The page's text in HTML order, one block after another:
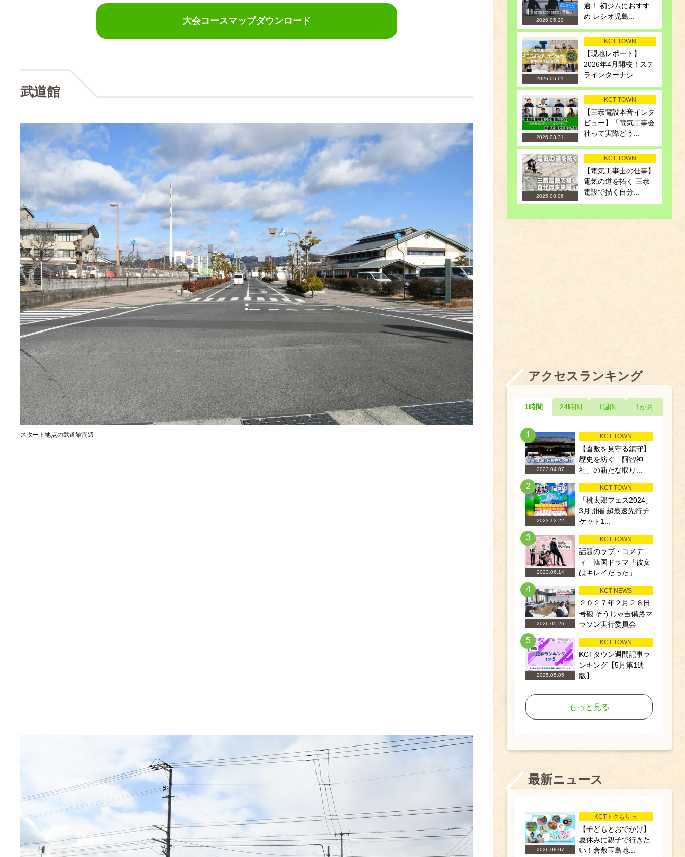
大会コースマップダウンロード
武道館
スタート地点の武道館周辺
2026.05.20
適！ 初ジムにおすす
め レシオ児島...
2026.05.01
KCT TOWN
【現地レポート】
2026年4月開校！ステ
ラインターナシ...
2026.03.31
KCT TOWN
【三恭電設本音インタ
ビュー】「電気工事会
社って実際どう...
2025.08.06
KCT TOWN
【電気工事士の仕事】
電気の道を拓く 三恭
電設で描く自分...
アクセスランキング
1時間 24時間 1週間 1か月
1
2023.04.07
KCT TOWN
【倉敷を見守る鎮守】
歴史を紡ぐ「阿智神
社」の新たな取り...
2
2023.12.22
KCT TOWN
「桃太郎フェス2024」
3月開催 超最速先行チ
ケット1...
3
2023.06.14
KCT TOWN
話題のラブ・コメデ
ィ 韓国ドラマ「彼女
はキレイだった」...
4
2026.05.26
KCT NEWS
２０２７年２月２８日
号砲 そうじゃ吉備路マ
ラソン実行委員会
5
2025.05.05
KCT TOWN
KCTタウン週間記事ラ
ンキング【5月第1週
版】
もっと見る
最新ニュース
2026.08.07
KCTトクもりっ
【子どもとおでかけ】
夏休みに親子で行きた
い！倉敷玉島地...